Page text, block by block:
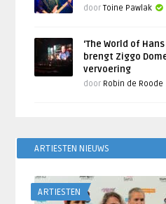
doorToine Pawlak
‘The World of
brengt Ziggo
vervoering
door Robin de Roode
ARTIESTEN NIEUWS
ARTIESTEN